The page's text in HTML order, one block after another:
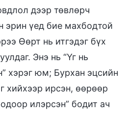
дээр төвлөрч
эрин үед бие махбодтой
Өөрт нь итгэдэг бүх
Энэ нь “Үг нь
хэрэг юм; Бурхан эцсийн
хийхээр ирсэн, өөрөөр
илэрсэн” бодит ач